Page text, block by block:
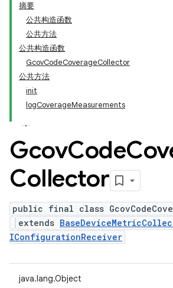
摘要
公共构造函数
公共方法
公共构造函数
GcovCodeCoverageCollector
公共方法
init
logCoverageMeasurements
GcovCode
Collector
public final class
extends
IConfigurationReceiver
java.lang.Object